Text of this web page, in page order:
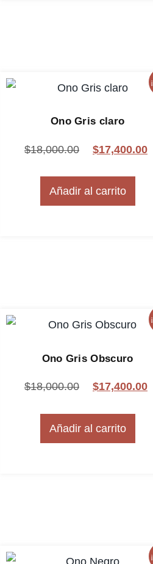
Ono Gris claro
$18,000.00 $17,400.00
Añadir al carrito
Ono Gris Obscuro
$18,000.00 $17,400.00
Añadir al carrito